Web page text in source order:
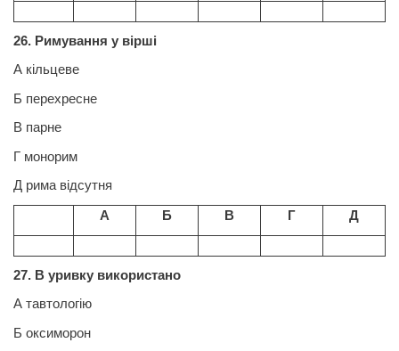
26. Римування у вірші
А кільцеве
Б перехресне
В парне
Г монорим
Д рима відсутня
А
Б В Г Д
27. В уривку використано
А тавтологію
Б оксиморон